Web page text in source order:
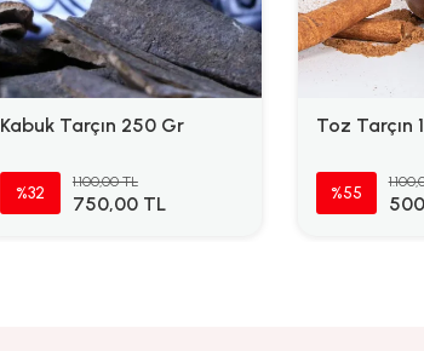
Kabuk Tarçın 250 Gr
%32
1.100,00 TL
750,00 TL
Toz Tarçın
%55